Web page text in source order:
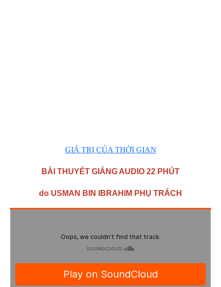
GIÁ TRỊ CỦA THỜI GIAN
BÀI THUYẾT GIẢNG AUDIO 22 PHÚT
do USMAN BIN IBRAHIM PHỤ TRÁCH